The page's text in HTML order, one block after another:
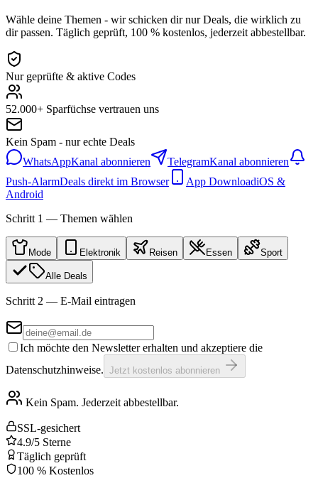
Wähle deine Themen - wir schicken dir nur Deals, die wirklich zu
dir passen. Täglich geprüft, 100 % kostenlos, jederzeit abbestellbar.
Nur geprüfte & aktive Codes
52.000+ Sparfüchse vertrauen uns
Kein Spam - nur echte Deals
WhatsAppKanal abonnieren TelegramKanal abonnieren
Push-AlarmDeals direkt im Browser App DownloadiOS &
Android
Schritt 1 — Themen wählen
Mode Elektronik Reisen Essen Sport
Alle Deals
Schritt 2 — E-Mail eintragen
Ich möchte den Newsletter erhalten und akzeptiere die
Datenschutzhinweise. Jetzt kostenlos abonnieren
Kein Spam. Jederzeit abbestellbar.
SSL-gesichert
4.9/5 Sterne
Täglich geprüft
100 % Kostenlos